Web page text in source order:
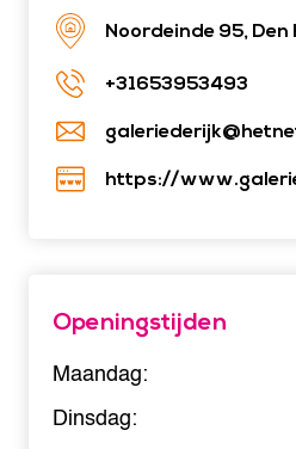
Noordeinde 95, Den
+31653953493
https://
Openingstijden
Maandag:
Dinsdag: